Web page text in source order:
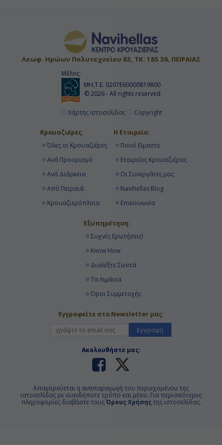
Λεωφ. Ηρώων Πολυτεχνείου 83, ΤΚ: 185 36, ΠΕΙΡΑΙΑΣ
Μέλος:
ΜΗ.Τ.Ε. 0207Ε60000819800
© 2026 - All rights reserved
Χάρτης Ιστοσελίδας Copyright
Κρουαζιέρες:
Όλες οι Κρουαζιέρες
Ανά Προορισμό
Ανά Διάρκεια
Από Πειραιά
Κρουαζιερόπλοια
Η Εταιρεία:
Ποιοί Είμαστε
Εταιρείες Κρουαζιέρας
Οι Συνεργάτες μας
Navihellas Blog
Επικοινωνία
Εξυπηρέτηση:
Συχνές Ερωτήσεις!
Know How
Διαλέξτε Σωστά
Τα Λιμάνια
Όροι Συμμετοχής
Εγγραφείτε στο Newsletter μας:
Εγγραφή
Ακολουθήστε μας:
Απαγορεύεται η αναπαραγωγή του περιεχομένου της
ιστοσελίδας με οιανδήποτε τρόπο και μέσο. Για περισσότερες
πληροφορίες διαβάστε τουςΌρους Χρήσης της ιστοσελίδας.